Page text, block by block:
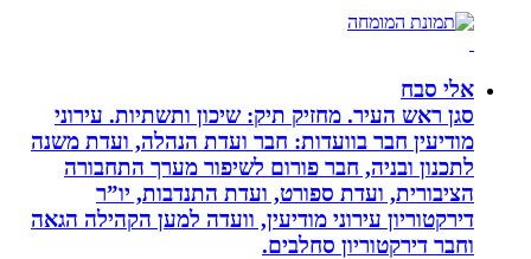
אלי סבח
סגן ראש העיר. מחזיק תיק: שיכון ותשתיות. עירוני
מודיעין חבר בוועדות: חבר ועדת הנהלה, ועדת משנה
לתכנון ובניה, חבר פורום לשיפור מערך התחבורה
הציבורית, ועדת ספורט, ועדת התנדבות, יו”ר
דירקטוריון עירוני מודיעין, וועדה למען הקהילה הגאה
וחבר דירקטוריון סחלבים.